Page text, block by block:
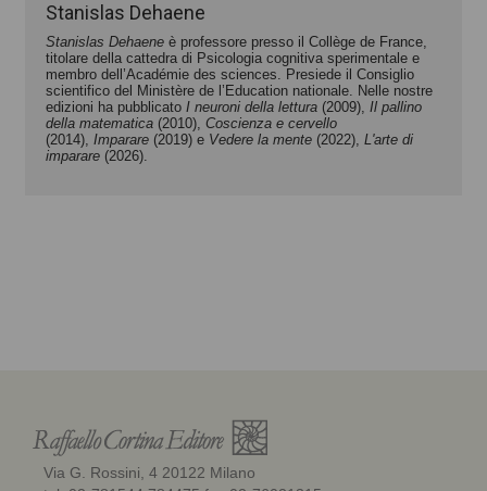
Stanislas Dehaene
Stanislas Dehaene è professore presso il Collège de France,
titolare della cattedra di Psicologia cognitiva sperimentale e
membro dell’Académie des sciences. Presiede il Consiglio
scientifico del Ministère de l’Education nationale. Nelle nostre
edizioni ha pubblicato I neuroni della lettura (2009), Il pallino
della matematica (2010), Coscienza e cervello
(2014), Imparare (2019) e Vedere la mente (2022), L'arte di
imparare (2026).
Via G. Rossini, 4 20122 Milano